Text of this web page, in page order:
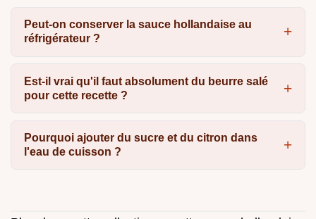
Peut-on conserver la sauce hollandaise au
réfrigérateur ?
Est-il vrai qu'il faut absolument du beurre salé
pour cette recette ?
Pourquoi ajouter du sucre et du citron dans
l'eau de cuisson ?